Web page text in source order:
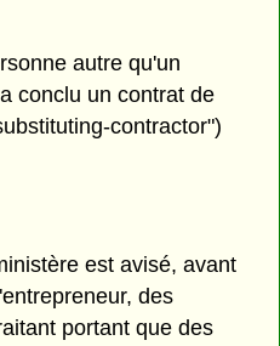
autre qu'un
conclu un contrat de
contractor")
est avisé, avant
des
portant que des